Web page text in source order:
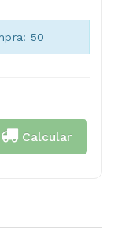
50
Calcular